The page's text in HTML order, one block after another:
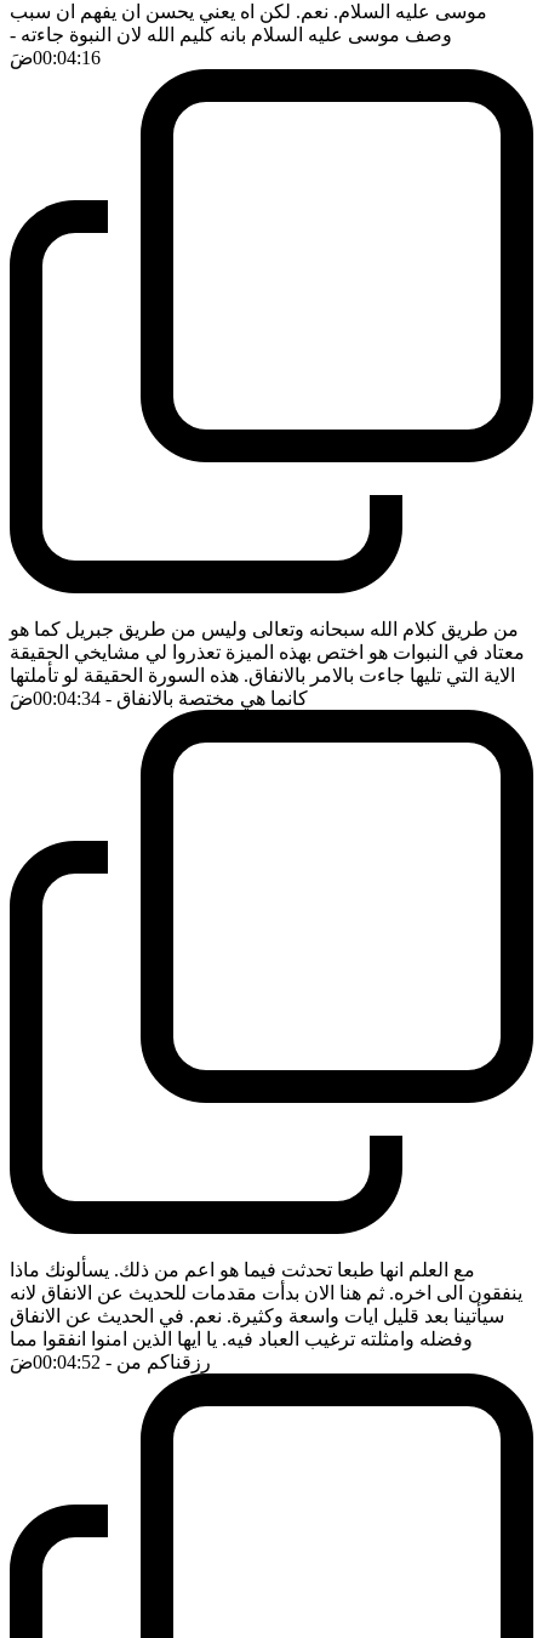
موسى عليه السلام. نعم. لكن اه يعني يحسن ان يفهم ان سبب
وصف موسى عليه السلام بانه كليم الله لان النبوة جاءته -
00:04:16ضَ
من طريق كلام الله سبحانه وتعالى وليس من طريق جبريل كما هو
معتاد في النبوات هو اختص بهذه الميزة تعذروا لي مشايخي الحقيقة
الاية التي تليها جاءت بالامر بالانفاق. هذه السورة الحقيقة لو تأملتها
كانما هي مختصة بالانفاق - 00:04:34 ضَ
مع العلم انها طبعا تحدثت فيما هو اعم من ذلك. يسألونك ماذا
ينفقون الى اخره. ثم هنا الان بدأت مقدمات للحديث عن الانفاق لانه
سيأتينا بعد قليل ايات واسعة وكثيرة. نعم. في الحديث عن الانفاق
وفضله وامثلته ترغيب العباد فيه. يا ايها الذين امنوا انفقوا مما
رزقناكم من - 00:04:52 ضَ